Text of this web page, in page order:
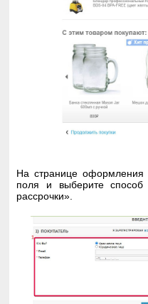
На странице оформления
поля и выберите
рассрочки».